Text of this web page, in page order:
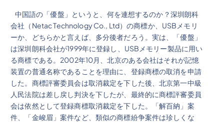
中国語の「優盤」というと、何を連想するのか？深圳朗科
会社（Netac Technology Co., Ltd）の商標か、USBメモリ
ーか、どちらかと言えば、多分後者だろう。実は、「優盤」
は深圳朗科会社が1999年に登録し、USBメモリー製品に用い
る商標である。2002年10月、北京のある会社はそれが記憶
装置の普通名称であることを理由に、登録商標の取消を申請
した。商標評審委員会は取消裁定を下した後、北京第一中級
人民法院は差し戻し判決を下したが、最終的に商標評審委員
会は依然として登録商標取消裁定を下した。「解百納」案
件、「金峻眉」案件など、類似の商標紛争案件は珍しくな